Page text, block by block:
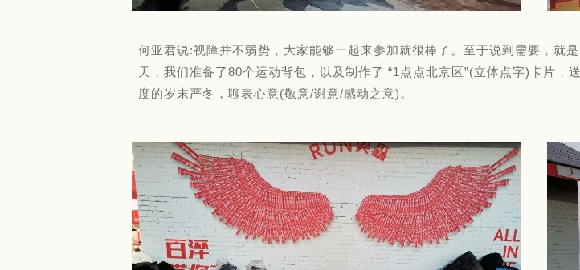
何亚君说:视障并不弱势，大家能够一起来参加就很棒了。至于说到需要，就
天，我们准备了80个运动背包，以及制作了 “1点点北京区”(立体点字)卡片
度的岁末严冬，聊表心意(敬意/谢意/感动之意)。